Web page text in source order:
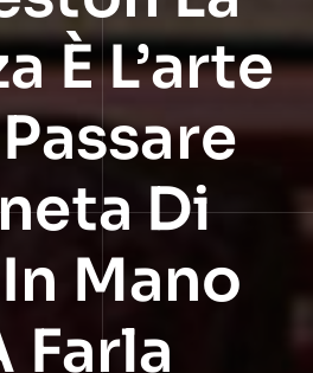
È L’arte
Di
Mano
Farla